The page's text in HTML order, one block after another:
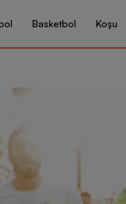
Basketbol Koşu